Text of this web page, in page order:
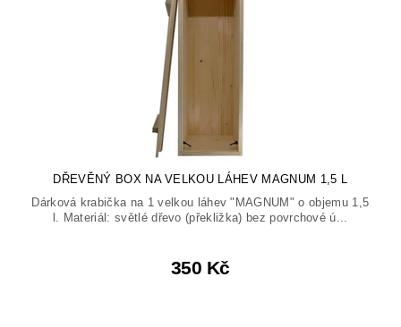
DŘEVĚNÝ BOX NA VELKOU LÁHEV MAGNUM 1,5 L
Dárková krabička na 1 velkou láhev "MAGNUM" o objemu 1,5
l. Materiál: světlé dřevo (překližka) bez povrchové ú...
350 Kč